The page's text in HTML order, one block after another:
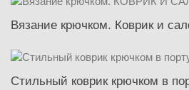
Вязание крючком. Коврик и
Стильный коврик крючком в